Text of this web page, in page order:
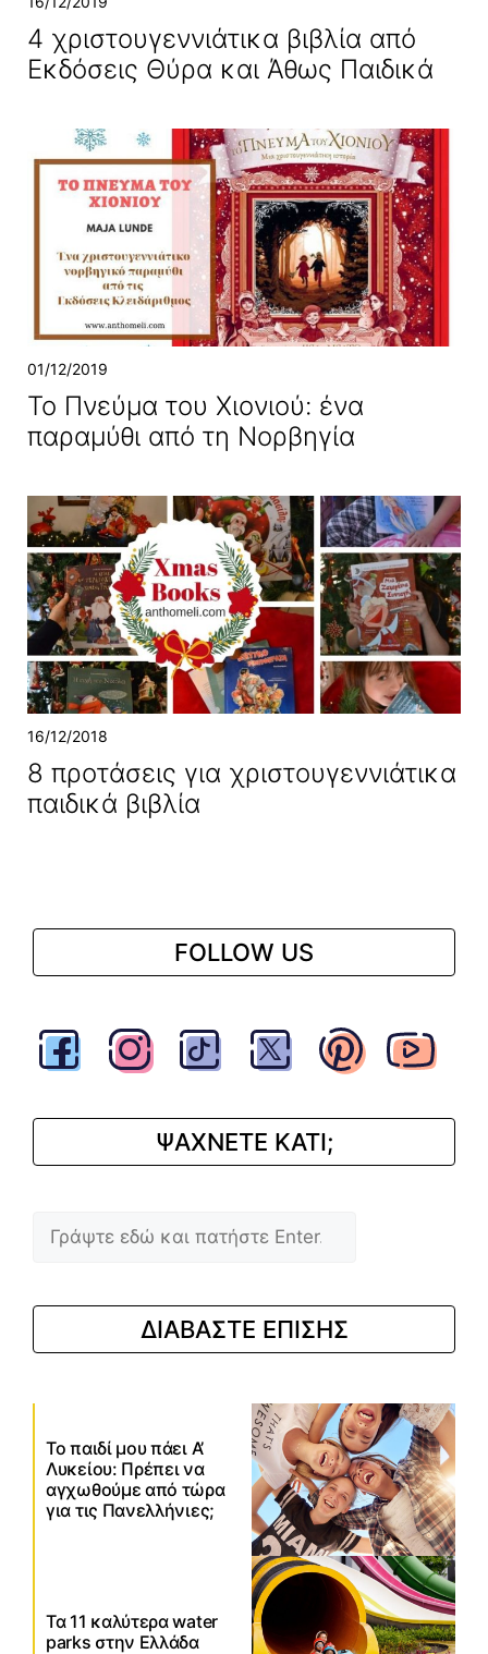
4 χριστουγεννιάτικα βιβλία από
Εκδόσεις Θύρα και Άθως Παιδικά
01/12/2019
Το Πνεύμα του Χιονιού: ένα
παραμύθι από τη Νορβηγία
16/12/2018
8 προτάσεις για χριστουγεννιάτικα
παιδικά βιβλία
FOLLOW US
ΨΑΧΝΕΤΕ ΚΑΤΙ;
ΔΙΑΒΑΣΤΕ ΕΠΙΣΗΣ
Το παιδί μου πάει Α’
Λυκείου: Πρέπει να
αγχωθούμε από τώρα
για τις Πανελλήνιες;
Τα 11 καλύτερα water
parks στην Ελλάδα